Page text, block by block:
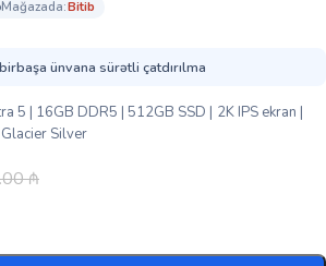
mağazada:
bi̇ti̇b
ünvana sürətli çatdırılma
5 | 16GB DDR5 | 512GB SSD | 2K IPS ekran |
Silver
₼